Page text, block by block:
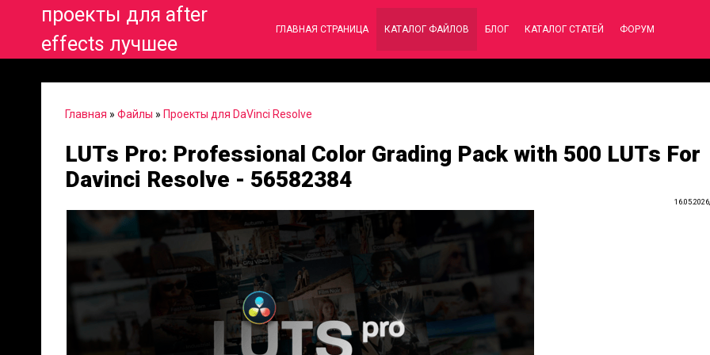
проекты для after
effects лучшее
ГЛАВНАЯ СТРАНИЦА КАТАЛОГ ФАЙЛОВ БЛОГ КАТАЛОГ СТАТЕЙ ФОРУМ
Главная » Файлы » Проекты для DaVinci Resolve
LUTs Pro: Professional Color Grading Pack with 500 LUTs For
Davinci Resolve - 56582384